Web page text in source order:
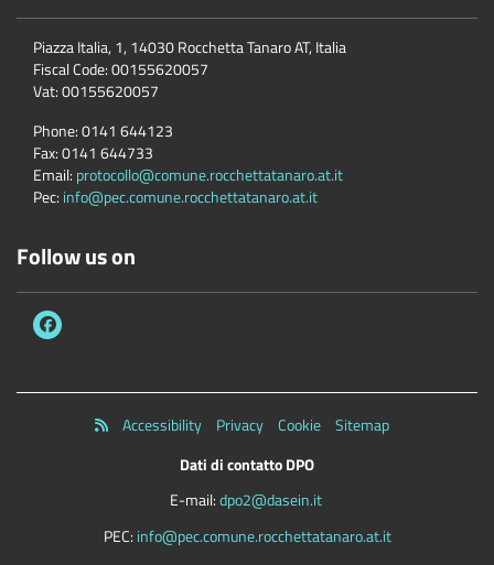
Piazza Italia, 1, 14030 Rocchetta Tanaro AT, Italia
Fiscal Code:00155620057
Vat:00155620057
Phone:0141 644123
Fax:0141 644733
Email: protocollo@comune.rocchettatanaro.at.it
Pec: info@pec.comune.rocchettatanaro.at.it
Follow us on
Accessibility Privacy Cookie
Sitemap
Dati di contatto DPO
E-mail:dpo2@dasein.it
PEC: info@pec.comune.rocchettatanaro.at.it